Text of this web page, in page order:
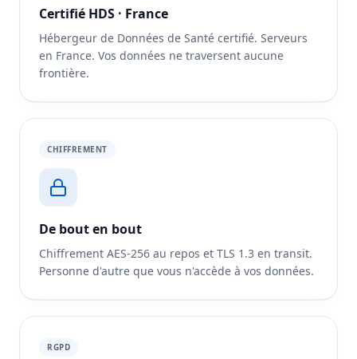
Certifié HDS · France
Hébergeur de Données de Santé certifié. Serveurs
en France. Vos données ne traversent aucune
frontière.
CHIFFREMENT
De bout en bout
Chiffrement AES-256 au repos et TLS 1.3 en transit.
Personne d'autre que vous n'accède à vos données.
RGPD